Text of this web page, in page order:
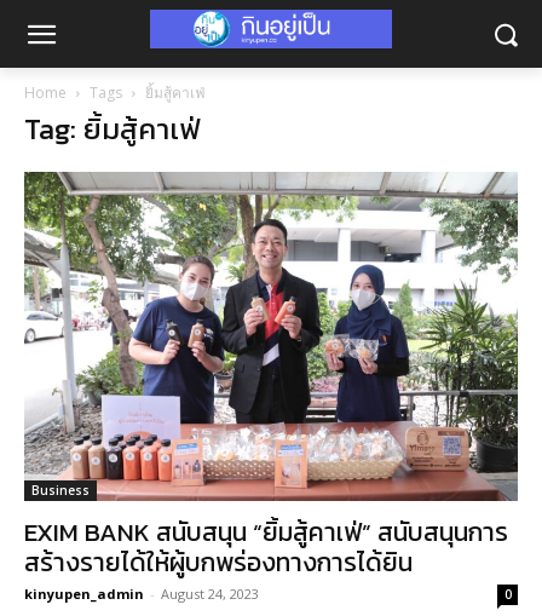
Home Tags ยิ้มสู้คาเฟ่
Tag: ยิ้มสู้คาเฟ่
Business
EXIM BANK สนับสนุน “ยิ้มสู้คาเฟ่” สนับสนุนการ
สร้างรายได้ให้ผู้บกพร่องทางการได้ยิน
kinyupen_admin - August 24, 2023 0